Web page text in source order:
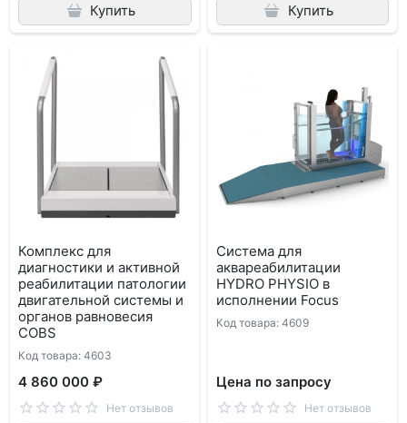
Купить Купить
Комплекс для
диагностики и активной
реабилитации патологии
двигательной системы и
органов равновесия
COBS
Код товара: 4603
4 860 000 ₽
Нет отзывов
Система для
аквареабилитации
HYDRO PHYSIO в
исполнении Focus
Код товара: 4609
Цена по запросу
Нет отзывов